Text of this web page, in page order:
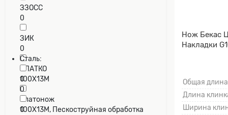
ЗЗОСС
0
ЗИК
0
ЗЛАТКО
0
Златонож
0
Сталь:
100Х13М
0
100Х13М, Пескоструйная обработка
Нож Бекас
Накладки
Общая
Длина
Ширина